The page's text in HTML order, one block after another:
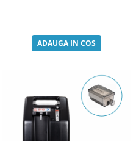
ADAUGA IN COS